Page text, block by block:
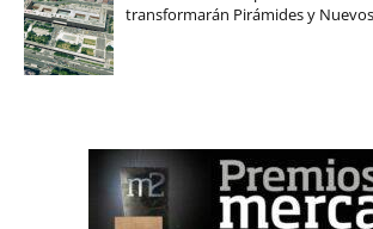
transformarán Pirámides y